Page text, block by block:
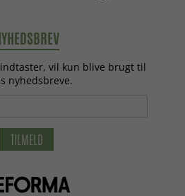
vil kun blive brugt til
nyhedsbreve.
TILMELD